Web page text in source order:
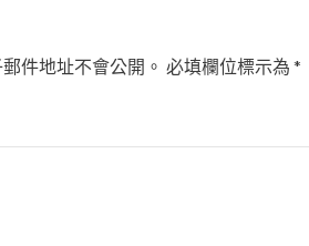
件地址不會公開。 必填欄位標示為 *